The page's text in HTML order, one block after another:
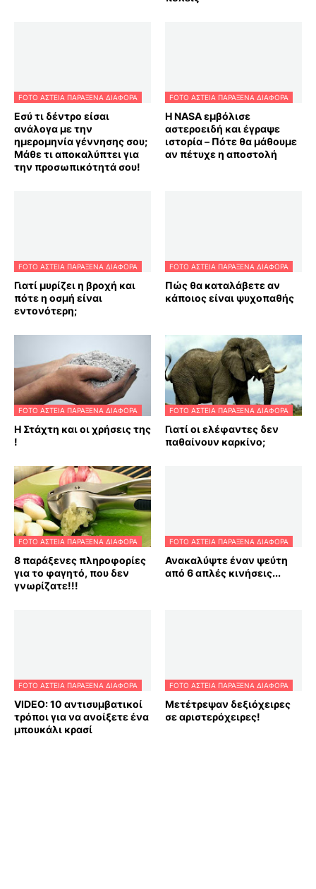
FOTO ΑΣΤΕΙΑ ΠΑΡΑΞΕΝΑ ΔΙΑΦΟΡΑ
Εσύ τι δέντρο είσαι
ανάλογα με την
ημερομηνία γέννησης σου;
Μάθε τι αποκαλύπτει για
την προσωπικότητά σου!
FOTO ΑΣΤΕΙΑ ΠΑΡΑΞΕΝΑ ΔΙΑΦΟΡΑ
Η NASA εμβόλισε
αστεροειδή και έγραψε
ιστορία – Πότε θα μάθουμε
αν πέτυχε η αποστολή
FOTO ΑΣΤΕΙΑ ΠΑΡΑΞΕΝΑ ΔΙΑΦΟΡΑ
Γιατί μυρίζει η βροχή και
πότε η οσμή είναι
εντονότερη;
FOTO ΑΣΤΕΙΑ ΠΑΡΑΞΕΝΑ ΔΙΑΦΟΡΑ
Πώς θα καταλάβετε αν
κάποιος είναι ψυχοπαθής
FOTO ΑΣΤΕΙΑ ΠΑΡΑΞΕΝΑ ΔΙΑΦΟΡΑ
Η Στάχτη και οι χρήσεις της
!
FOTO ΑΣΤΕΙΑ ΠΑΡΑΞΕΝΑ ΔΙΑΦΟΡΑ
Γιατί οι ελέφαντες δεν
παθαίνουν καρκίνο;
FOTO ΑΣΤΕΙΑ ΠΑΡΑΞΕΝΑ ΔΙΑΦΟΡΑ
8 παράξενες πληροφορίες
για το φαγητό, που δεν
γνωρίζατε!!!
FOTO ΑΣΤΕΙΑ ΠΑΡΑΞΕΝΑ ΔΙΑΦΟΡΑ
Ανακαλύψτε έναν ψεύτη
από 6 απλές κινήσεις...
FOTO ΑΣΤΕΙΑ ΠΑΡΑΞΕΝΑ ΔΙΑΦΟΡΑ
VIDEO: 10 αντισυμβατικοί
τρόποι για να ανοίξετε ένα
μπουκάλι κρασί
FOTO ΑΣΤΕΙΑ ΠΑΡΑΞΕΝΑ ΔΙΑΦΟΡΑ
Μετέτρεψαν δεξιόχειρες
σε αριστερόχειρες!